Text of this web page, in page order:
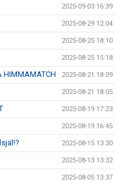
2025-09-03 16:39
2025-08-29 12:04
2025-08-25 18:10
2025-08-25 15:18
HIMMAMATCH 2025-08-21 18:09
2025-08-21 18:05
2025-08-19 17:23
2025-08-19 16:45
2025-08-15 13:30
2025-08-13 13:32
2025-08-05 13:37